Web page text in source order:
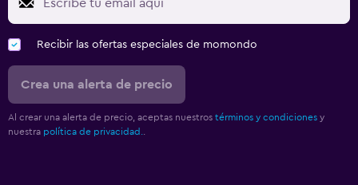
Recibir las ofertas especiales de momondo
Crea una alerta de precio
Al crear una alerta de precio, aceptas nuestros términos y condiciones y
nuestra política de privacidad.